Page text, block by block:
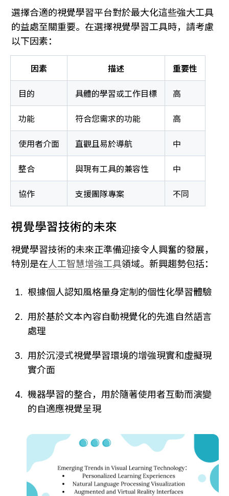
選擇合適的視覺學習平台對於最大化這些強大工具
的益處至關重要。在選擇視覺學習工具時，請考慮
以下因素：
因素 描述 重要性
目的 具體的學習或工作目標 高
功能 符合您需求的功能 高
使用者介面 直觀且易於導航 中
整合 與現有工具的兼容性 中
協作 支援團隊專案 不同
視覺學習技術的未來
視覺學習技術的未來正準備迎接令人興奮的發展，
特別是在人工智慧增強工具領域。新興趨勢包括：
根據個人認知風格量身定制的個性化學習體驗
用於基於文本內容自動視覺化的先進自然語言
處理
用於沉浸式視覺學習環境的增強現實和虛擬現
實介面
機器學習的整合，用於隨著使用者互動而演變
的自適應視覺呈現